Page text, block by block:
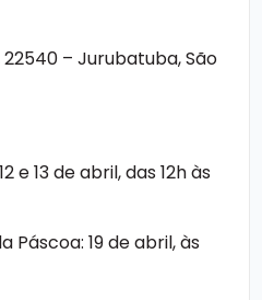
22540 – Jurubatuba, São
e 13 de abril, das 12h às
Páscoa: 19 de abril, às